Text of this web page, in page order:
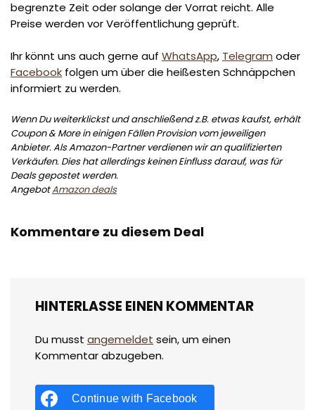
begrenzte Zeit oder solange der Vorrat reicht. Alle
Preise werden vor Veröffentlichung geprüft.
Ihr könnt uns auch gerne auf WhatsApp, Telegram oder
Facebook folgen um über die heißesten Schnäppchen
informiert zu werden.
Wenn Du weiterklickst und anschließend z.B. etwas kaufst, erhält
Coupon & More in einigen Fällen Provision vom jeweiligen
Anbieter. Als Amazon-Partner verdienen wir an qualifizierten
Verkäufen. Dies hat allerdings keinen Einfluss darauf, was für
Deals gepostet werden.
AngebotAmazon deals
Kommentare zu diesem Deal
HINTERLASSE EINEN KOMMENTAR
Du musst angemeldet sein, um einen
Kommentar abzugeben.
Continue with Facebook